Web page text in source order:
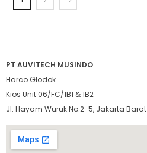
PT AUVITECH MUSINDO
Harco Glodok
Kios Unit 06/FC/1B1 & 1B2
Jl. Hayam Wuruk No.2-5, Jakarta Barat